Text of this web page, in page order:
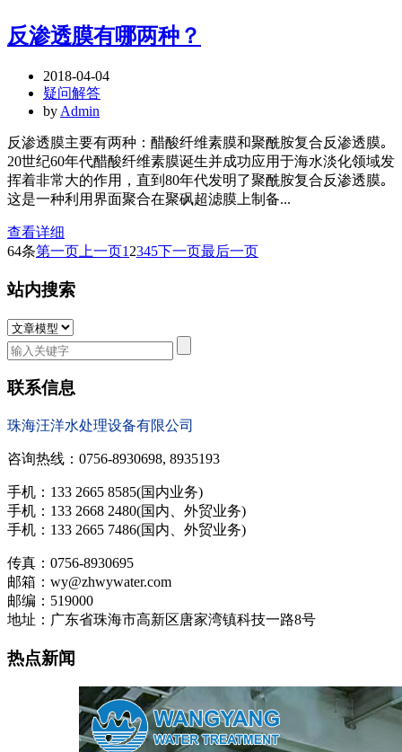
反渗透膜有哪两种？
2018-04-04
疑问解答
by Admin
反渗透膜主要有两种：醋酸纤维素膜和聚酰胺复合反渗透膜｡
20世纪60年代醋酸纤维素膜诞生并成功应用于海水淡化领域发
挥着非常大的作用，直到80年代发明了聚酰胺复合反渗透膜｡
这是一种利用界面聚合在聚砜超滤膜上制备...
查看详细
64条第一页 上一页1 2345下一页最后一页
站内搜索
联系信息
珠海汪洋水处理设备有限公司
咨询热线：0756-8930698, 8935193
手机：133 2665 8585(国内业务)
手机：133 2668 2480(国内、外贸业务)
手机：133 2665 7486(国内、外贸业务)
传真：0756-8930695
邮箱：wy@zhwywater.com
邮编：519000
地址：广东省珠海市高新区唐家湾镇科技一路8号
热点新闻